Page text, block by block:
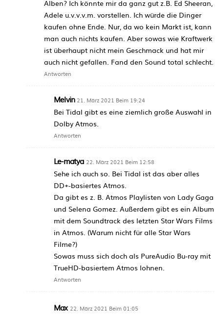
Alben? Ich könnte mir da ganz gut z.B. Ed Sheeran,
Adele u.v.v.v.m. vorstellen. Ich würde die Dinger
kaufen ohne Ende. Nur, da wo kein Markt ist, kann
man auch nichts kaufen. Aber sowas wie Kraftwerk
ist überhaupt nicht mein Geschmack und hat mir
auch nicht gefallen. Fand den Sound total schlecht.
Antworten
Melvin 21. März 2021 Beim 19:24
Bei Tidal gibt es eine ziemlich große Auswahl in
Dolby Atmos.
Antworten
Le-matya 22. März 2021 Beim 12:58
Sehe ich auch so. Bei Tidal ist das aber alles
DD+-basiertes Atmos.
Da gibt es z. B. Atmos Playlisten von Lady Gaga
und Selena Gomez. Außerdem gibt es ein Album
mit dem Soundtrack des letzten Star Wars Films
in Atmos. (Warum nicht für alle Star Wars
Filme?)
Sowas muss sich doch als PureAudio Bu-ray mit
TrueHD-basiertem Atmos lohnen.
Antworten
Max 22. März 2021 Beim 01:05